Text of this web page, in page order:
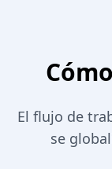
El flujo de
se